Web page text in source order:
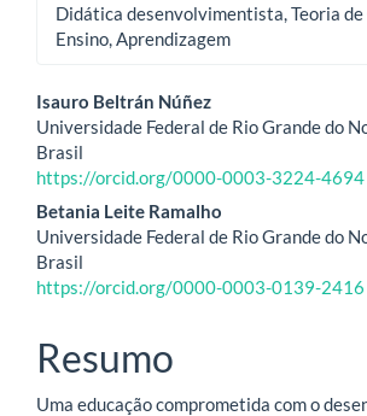
Didática desenvolvimentista, Teoria de
Ensino, Aprendizagem
Conteúdo
do
artigo
principal
Isauro Beltrán Núñez
Universidade Federal de Rio Grande do
Brasil
https://orcid.org/0000-0003-3224-4694
Betania Leite Ramalho
Universidade Federal de Rio Grande do
Brasil
https://orcid.org/0000-0003-0139-2416
Resumo
Uma educação comprometida com o